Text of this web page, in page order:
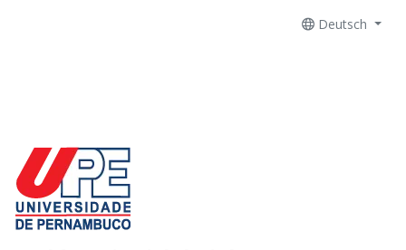
Deutsch